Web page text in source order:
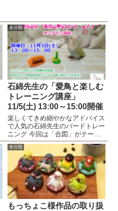
未分類
石綿先生の「愛鳥と楽しむ
トレーニング講座」
11/5(土) 13:00～15:00開催
楽しくてきめ細やかなアドバイス
で人気の石綿先生のバードトレー
ニング 今回は「合図」がテーマ
です。
未分類
もっちょこ様作品の取り扱